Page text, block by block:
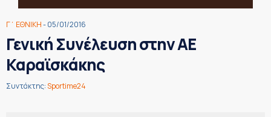
Γ΄ ΕΘΝΙΚΗ- 05/01/2016
Γενική Συνέλευση στην ΑΕ
Καραϊσκάκης
Συντάκτης:Sportime24